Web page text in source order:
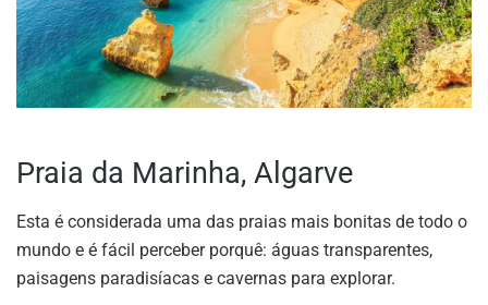
Praia da Marinha, Algarve
Esta é considerada uma das praias mais bonitas de todo o
mundo e é fácil perceber porquê: águas transparentes,
paisagens paradisíacas e cavernas para explorar.